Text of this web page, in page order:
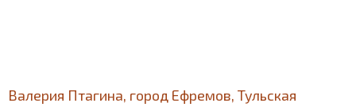
Валерия Птагина, город Ефремов, Тульская